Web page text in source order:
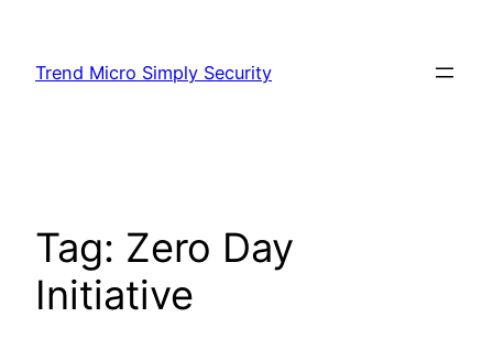
content
Trend Micro Simply Security
Tag: Zero Day
Initiative